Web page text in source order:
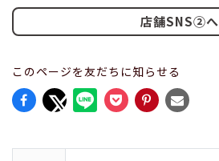
店舗SNS②へ
このページを友だちに知らせる